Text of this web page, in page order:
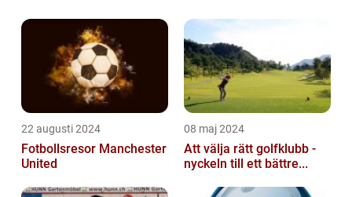
22 augusti 2024
Fotbollsresor Manchester
United
08 maj 2024
Att välja rätt golfklubb -
nyckeln till ett bättre...